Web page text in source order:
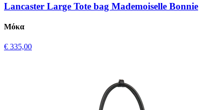
Lancaster Large Tote bag Mademoiselle Bonnie
Μόκα
€ 335,00